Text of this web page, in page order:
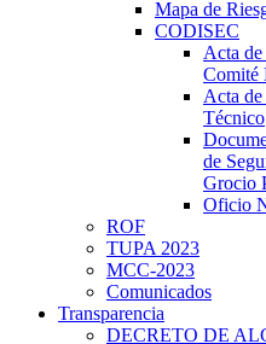
Mapa de
CODISEC
Acta
Comité
Acta
Técnico
de
Grocio
Oficio
ROF
TUPA 2023
MCC-2023
Comunicados
Transparencia
DECRETO DE